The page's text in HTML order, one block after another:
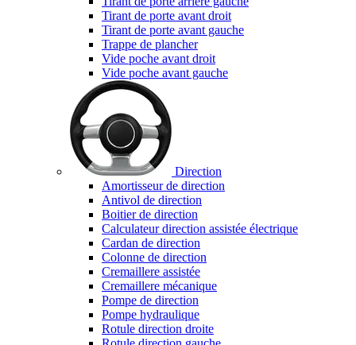
Tirant de porte avant droit
Tirant de porte avant gauche
Trappe de plancher
Vide poche avant droit
Vide poche avant gauche
Direction
Amortisseur de direction
Antivol de direction
Boitier de direction
Calculateur direction assistée électrique
Cardan de direction
Colonne de direction
Cremaillere assistée
Cremaillere mécanique
Pompe de direction
Pompe hydraulique
Rotule direction droite